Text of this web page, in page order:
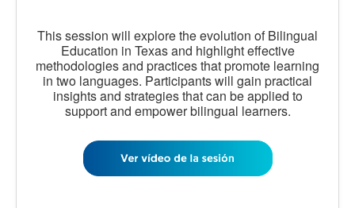
This session will explore the evolution of Bilingual
Education in Texas and highlight effective
methodologies and practices that promote learning
in two languages. Participants will gain practical
insights and strategies that can be applied to
support and empower bilingual learners.